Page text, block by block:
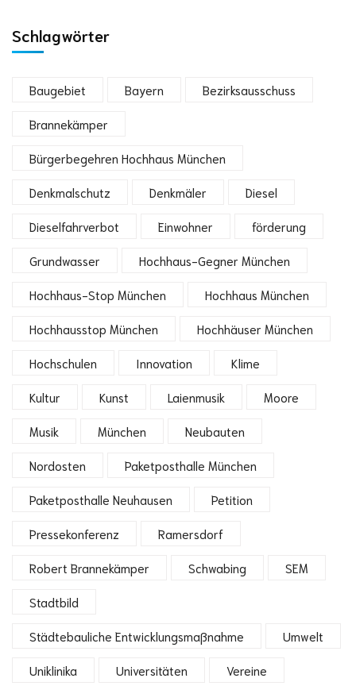
Schlagwörter
Baugebiet Bayern Bezirksausschuss
Brannekämper
Bürgerbegehren Hochhaus München
Denkmalschutz Denkmäler Diesel
Dieselfahrverbot Einwohner förderung
Grundwasser Hochhaus-Gegner München
Hochhaus-Stop München Hochhaus München
Hochhausstop München Hochhäuser München
Hochschulen Innovation Klime
Kultur Kunst Laienmusik Moore
Musik München Neubauten
Nordosten Paketposthalle München
Paketposthalle Neuhausen Petition
Pressekonferenz Ramersdorf
Robert Brannekämper Schwabing SEM
Stadtbild
Städtebauliche Entwicklungsmaßnahme Umwelt
Uniklinika Universitäten Vereine